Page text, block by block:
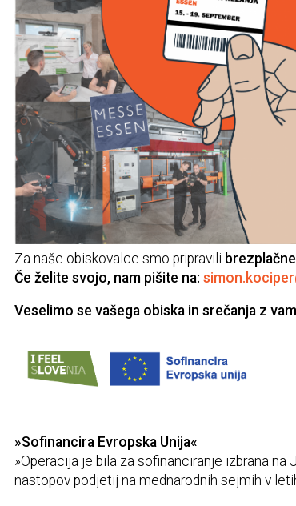
Za naše obiskovalce smo pripravili
Če želite svojo, nam pišite na:
Veselimo se vašega obiska in srečanja z
»Sofinancira Evropska Unija«
»Operacija je bila za sofinanciranje izbrana
nastopov podjetij na mednarodnih sejmih v